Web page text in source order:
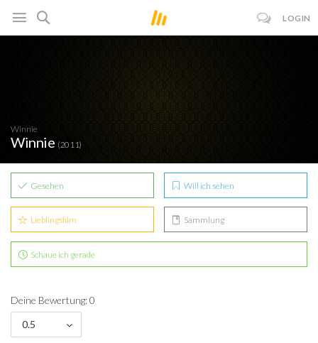
LOGIN
Winnie
Winnie (2011)
Gesehen Will ich sehen
Lieblingsfilm Sammlung
Schaue ich gerade
Deine Bewertung: 0
0.5